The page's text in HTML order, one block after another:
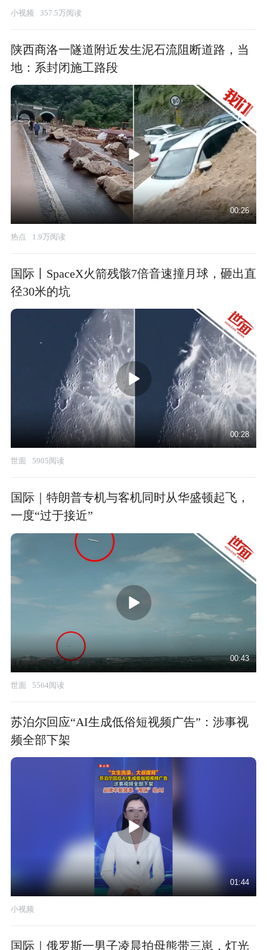
小视频 357.5万阅读
陕西商洛一隧道附近发生泥石流阻断道路，当
地：系封闭施工路段
00:26
热点 1.9万阅读
国际丨SpaceX火箭残骸7倍音速撞月球，砸出直
径30米的坑
00:28
世面 5905阅读
国际｜特朗普专机与客机同时从华盛顿起飞，
一度“过于接近”
00:43
世面 5564阅读
苏泊尔回应“AI生成低俗短视频广告”：涉事视
频全部下架
01:44
小视频
国际｜俄罗斯一男子凌晨拍母熊带三崽，灯光